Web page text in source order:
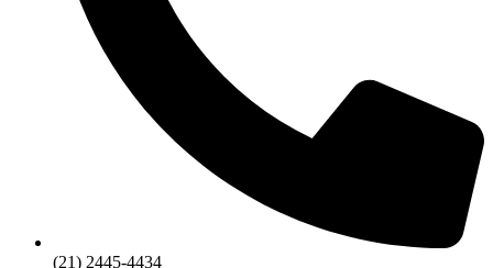
(21) 2445-4434